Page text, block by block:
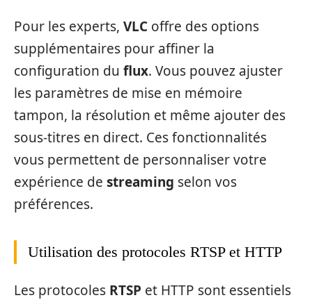
Pour les experts, VLC offre des options
supplémentaires pour affiner la
configuration du flux. Vous pouvez ajuster
les paramètres de mise en mémoire
tampon, la résolution et même ajouter des
sous-titres en direct. Ces fonctionnalités
vous permettent de personnaliser votre
expérience de streaming selon vos
préférences.
Utilisation des protocoles RTSP et HTTP
Les protocoles RTSP et HTTP sont essentiels